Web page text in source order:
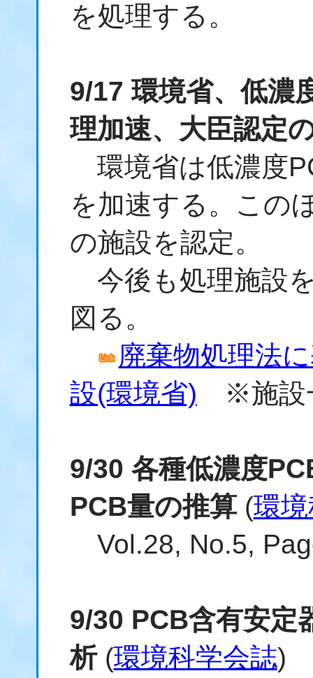
を処理する。
9/17 環境省、低濃
理加速、大臣認定
環境省は低濃度
を加速する。この
の施設を認定。
今後も処理施設
図る。
廃棄物処理法
設(環境省) ※施設
9/30 各種低濃度
PCB量の推算(環
Vol.28, No.5,
9/30 PCB含有安定
析(環境科学会誌)